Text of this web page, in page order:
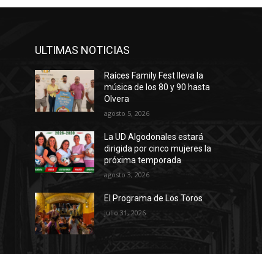
ULTIMAS NOTICIAS
Raíces Family Fest lleva la
música de los 80 y 90 hasta
Olvera
agosto 5, 2026
La UD Algodonales estará
dirigida por cinco mujeres la
próxima temporada
agosto 3, 2026
El Programa de Los Toros
julio 31, 2026